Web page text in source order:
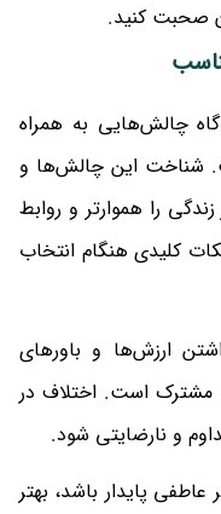
صحبت کنید.
چالش‌هایی به همراه
شناخت این چالش‌ها و
را هموارتر و روابط
کلیدی هنگام انتخاب
ارزش‌ها و باورهای
مشترک است. اختلاف در
و نارضایتی شود.
عاطفی پایدار باشد، بهتر